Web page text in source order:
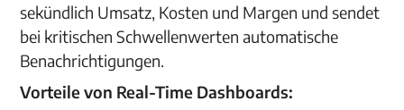
sekündlich Umsatz, Kosten und Margen und sendet
bei kritischen Schwellenwerten automatische
Benachrichtigungen.
Vorteile von Real-Time Dashboards: